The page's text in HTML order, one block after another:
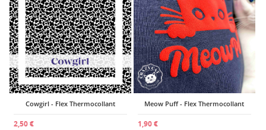
Cowgirl - Flex Thermocollant
2,50 €
Meow Puff - Flex Thermocollant
1,90 €